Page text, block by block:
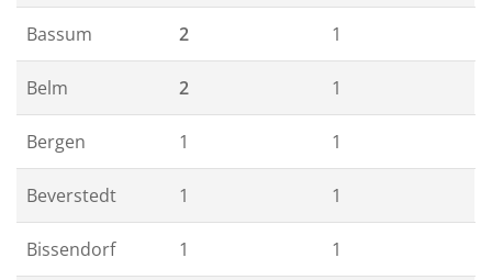
Bassum 2 1
Belm 2 1
Bergen 1 1
Beverstedt 1 1
Bissendorf 1 1